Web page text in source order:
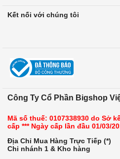
Kết nối với chúng tôi
Công Ty Cổ Phần Bigshop
Mã số thuế: 0107338930 do Sở
cấp *** Ngày cấp lần đầu 01/03/
Địa Chỉ Mua Hàng Trực Tiếp (*)
Chi nhánh 1 & Kho hàng